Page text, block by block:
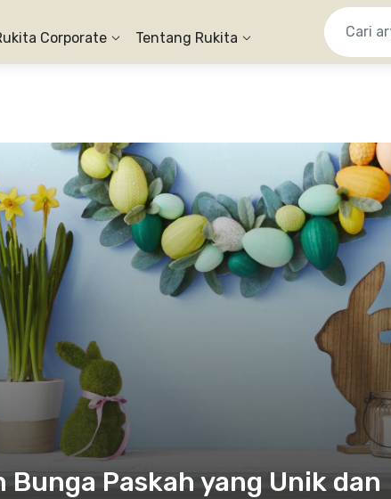
Corporate Tentang Rukita
Bunga Paskah yang Unik dan